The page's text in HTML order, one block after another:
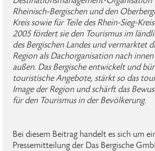
Rheinisch-Bergischen und den
Kreis sowie für Teile des Rhein-Sieg-
2005 fördert sie den Tourismus im
des Bergischen Landes und vermarktet
Region als Dachorganisation nach
außen. Das Bergische entwickelt und
touristische Angebote, stärkt so das
Image der Region und schärft das
für den Tourismus in der Bevölkerung.
Bei diesem Beitrag handelt es sich um
Pressemitteilung der Das Bergische